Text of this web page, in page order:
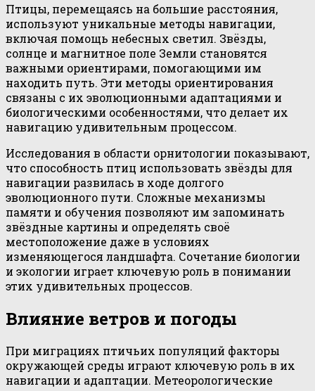
Птицы, перемещаясь на большие расстояния,
используют уникальные методы навигации,
включая помощь небесных светил. Звёзды,
солнце и магнитное поле Земли становятся
важными ориентирами, помогающими им
находить путь. Эти методы ориентирования
связаны с их эволюционными адаптациями и
биологическими особенностями, что делает их
навигацию удивительным процессом.
Исследования в области орнитологии показывают,
что способность птиц использовать звёзды для
навигации развилась в ходе долгого
эволюционного пути. Сложные механизмы
памяти и обучения позволяют им запоминать
звёздные картины и определять своё
местоположение даже в условиях
изменяющегося ландшафта. Сочетание биологии
и экологии играет ключевую роль в понимании
этих удивительных процессов.
Влияние ветров и погоды
При миграциях птичьих популяций факторы
окружающей среды играют ключевую роль в их
навигации и адаптации. Метеорологические